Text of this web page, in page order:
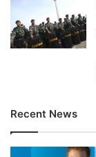
Recent News